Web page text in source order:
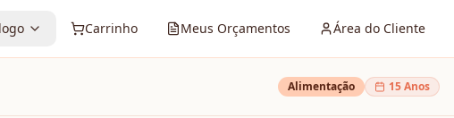
Carrinho Meus Orçamentos Área do Cliente
Alimentação 15 Anos